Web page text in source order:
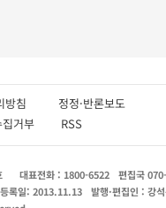
리방침 정정·반론보도
거부 RSS
대표전화 : 1800-6522 편집국
등록일: 2013.11.13 발행·편집인 : 강